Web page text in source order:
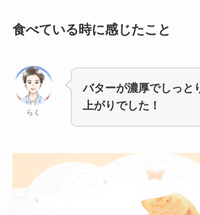
食べている時に感じたこと
らく
バターが濃厚でしっと
上がりでした！